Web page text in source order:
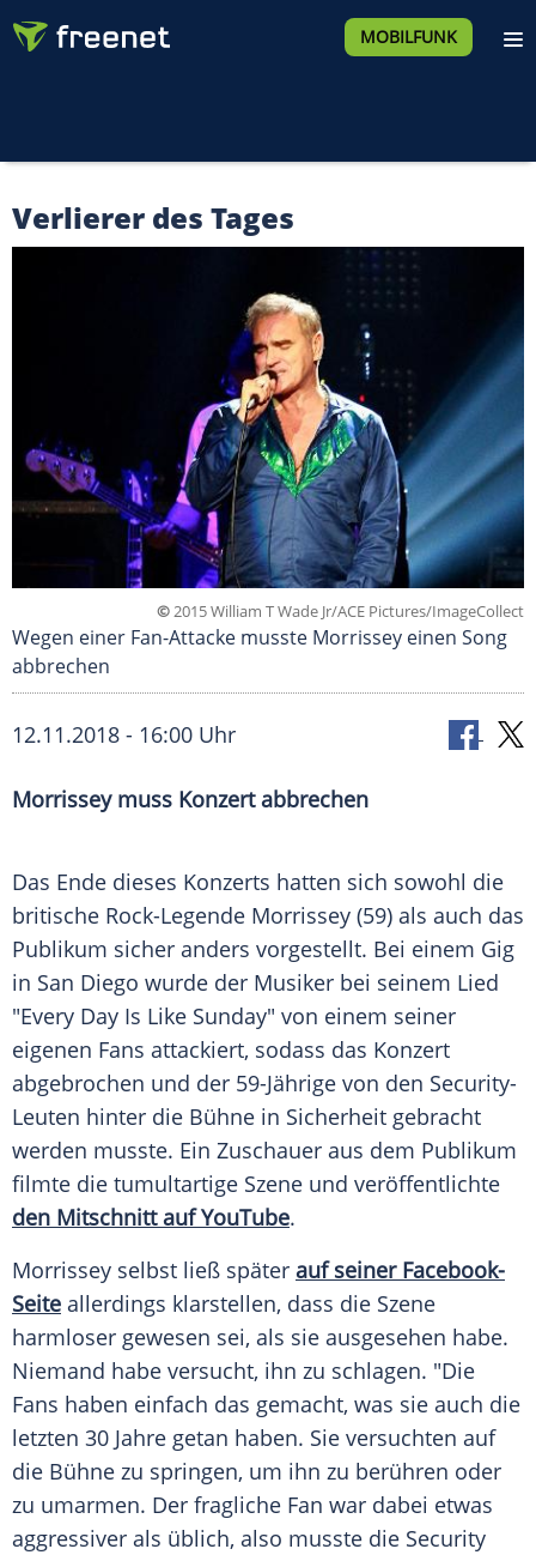
MOBILFUNK
Verlierer des Tages
©2015 William T Wade Jr/ACE Pictures/ImageCollect
Wegen einer Fan-Attacke musste Morrissey einen Song
abbrechen
12.11.2018 - 16:00 Uhr
Morrisseymuss Konzert abbrechen
Das Ende dieses Konzerts hatten sich sowohl die
britische Rock-Legende Morrissey (59) als auch das
Publikum sicher anders vorgestellt. Bei einem Gig
in San Diego wurde der Musiker bei seinem Lied
"Every Day Is Like Sunday" von einem seiner
eigenen Fans attackiert, sodass das Konzert
abgebrochen und der 59-Jährige von den Security-
Leuten hinter die Bühne in Sicherheit gebracht
werden musste. Ein Zuschauer aus dem Publikum
filmte die tumultartige Szene und veröffentlichte
den Mitschnitt auf YouTube.
Morrissey selbst ließ später auf seiner Facebook-
Seite allerdings klarstellen, dass die Szene
harmloser gewesen sei, als sie ausgesehen habe.
Niemand habe versucht, ihn zu schlagen. "Die
Fans haben einfach das gemacht, was sie auch die
letzten 30 Jahre getan haben. Sie versuchten auf
die Bühne zu springen, um ihn zu berühren oder
zu umarmen. Der fragliche Fan war dabei etwas
aggressiver als üblich, also musste die Security